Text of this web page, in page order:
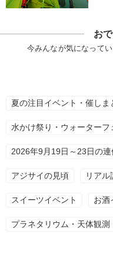
お
今みんなが気になって
夏の注目イベント・催しま
水かけ祭り・ウォーターフ
2026年9月19日～23日の連
アジサイの見頃 リアル
スイーツイベント お酒
プラネタリウム・天体観測